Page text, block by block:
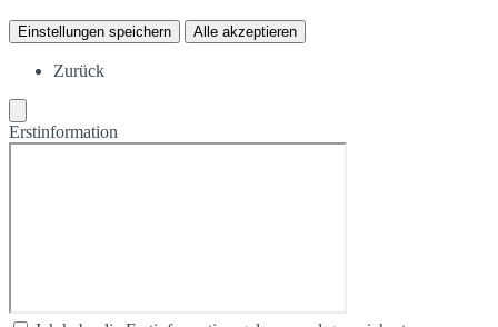
Einstellungen speichern Alle akzeptieren
Zurück
Erstinformation